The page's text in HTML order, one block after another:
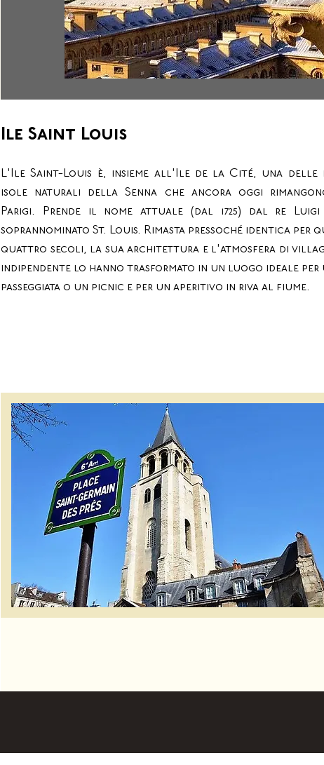
Ile Saint Louis
L'Ile Saint-Louis è, insieme all'Ile de la Cité, una delle
isole naturali della Senna che ancora oggi
Parigi. Prende il nome attuale (dal 1725) dal re Luigi
soprannominato St. Louis. Rimasta pressoché identica per
quattro secoli, la sua architettura e l'atmosfera di
indipendente lo hanno trasformato in un luogo ideale per
passeggiata o un picnic e per un aperitivo in riva al fiume.